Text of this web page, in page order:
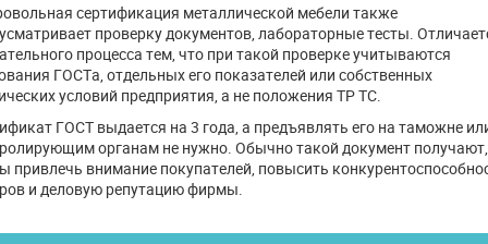
сертификация металлической мебели также
проверку документов, лабораторные тесты.
процесса тем, что при такой проверке учитываются
ГОСТа, отдельных его показателей или собственных
условий предприятия, а не положения ТР ТС.
ГОСТ выдается на 3 года, а предъявлять его на таможне
органам не нужно. Обычно такой документ получают,
привлечь внимание покупателей, повысить
и деловую репутацию фирмы.